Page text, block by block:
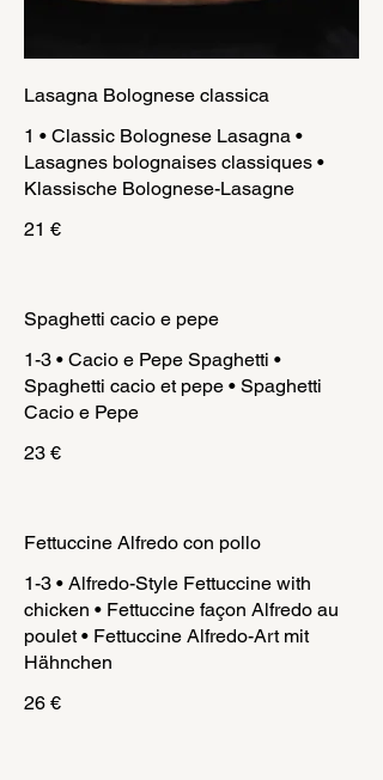
Lasagna Bolognese classica
1 • Classic Bolognese Lasagna •
Lasagnes bolognaises classiques •
Klassische Bolognese-Lasagne
21 €
Spaghetti cacio e pepe
1-3 • Cacio e Pepe Spaghetti •
Spaghetti cacio et pepe • Spaghetti
Cacio e Pepe
23 €
Fettuccine Alfredo con pollo
1-3 • Alfredo-Style Fettuccine with
chicken • Fettuccine façon Alfredo au
poulet • Fettuccine Alfredo-Art mit
Hähnchen
26 €